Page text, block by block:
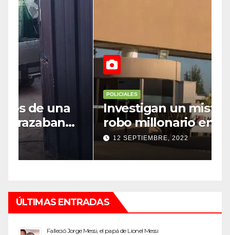
POLICIALES
Investigan un misterioso
robo millonario en un barrio
top de Maipú
12 SEPTIEMBRE, 2022
ÚLTIMAS ENTRADAS
Falleció Jorge Messi, el papá de Lionel Messi